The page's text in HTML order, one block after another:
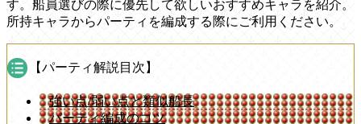
す。船員選びの際に優先して欲しいおすすめキャラを紹介。
所持キャラからパーティを編成する際にご利用ください。
【パーティ解説目次】
強い点/弱い点と類似船長
パーティ編成のコツ